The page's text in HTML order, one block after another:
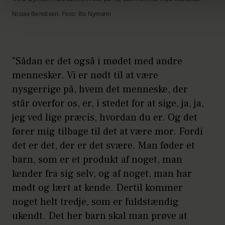
Niclas Bendixen. Foto: Bo Nymann
"Sådan er det også i mødet med andre
mennesker. Vi er nødt til at være
nysgerrige på, hvem det menneske, der
står overfor os, er, i stedet for at sige, ja, ja,
jeg ved lige præcis, hvordan du er. Og det
fører mig tilbage til det at være mor. Fordi
det er det, der er det svære. Man føder et
barn, som er et produkt af noget, man
kender fra sig selv, og af noget, man har
mødt og lært at kende. Dertil kommer
noget helt tredje, som er fuldstændig
ukendt. Det her barn skal man prøve at